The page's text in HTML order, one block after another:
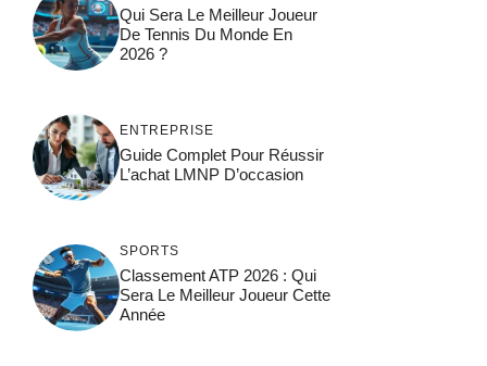
Qui Sera Le Meilleur Joueur
De Tennis Du Monde En
2026 ?
ENTREPRISE
Guide Complet Pour Réussir
L’achat LMNP D’occasion
SPORTS
Classement ATP 2026 : Qui
Sera Le Meilleur Joueur Cette
Année